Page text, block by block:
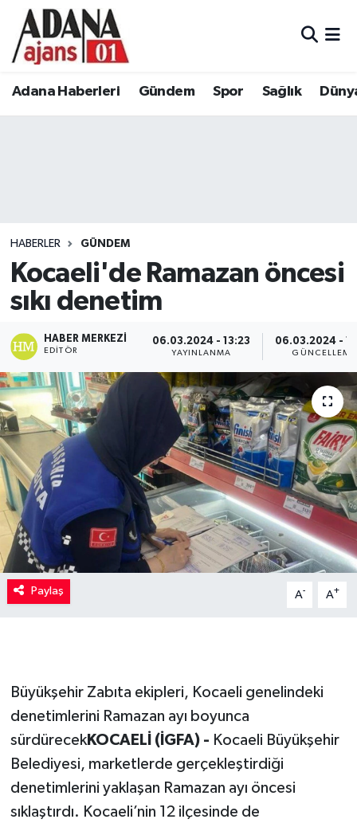
Adana Haberleri Gündem Spor Sağlık
HABERLER GÜNDEM
Kocaeli'de Ramazan öncesi
sıkı denetim
HABER MERKEZI
EDITÖR
06.03.2024 - 13:23
YAYINLANMA
06.03.2024 -
GÜNCELLEME
Paylaş A- A+
Büyükşehir Zabıta ekipleri, Kocaeli genelindeki
denetimlerini Ramazan ayı boyunca
sürdürecekKOCAELİ (İGFA) - Kocaeli Büyükşehir
Belediyesi, marketlerde gerçekleştirdiği
denetimlerini yaklaşan Ramazan ayı öncesi
sıklaştırdı. Kocaeli’nin 12 ilçesinde de
Adana Haberleri
Siyaset
Ekonomi
Kadın
Magazin
Yaşam
Adana Nöbetçi Eczaneler
Tüm Manşetler
Son Dakika Haberleri
Haber Arşivi